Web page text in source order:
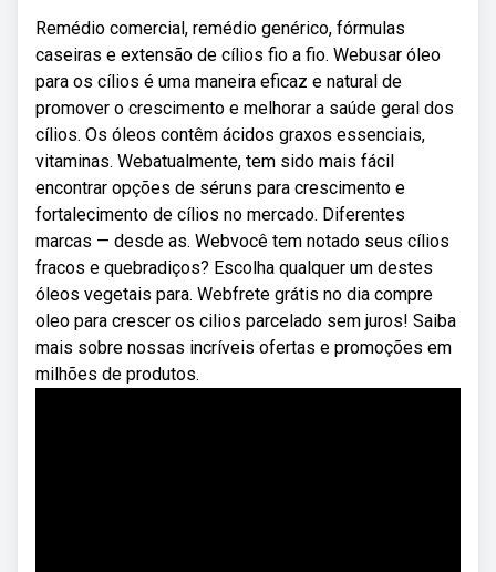
Remédio comercial, remédio genérico, fórmulas
caseiras e extensão de cílios fio a fio. Webusar óleo
para os cílios é uma maneira eficaz e natural de
promover o crescimento e melhorar a saúde geral dos
cílios. Os óleos contêm ácidos graxos essenciais,
vitaminas. Webatualmente, tem sido mais fácil
encontrar opções de séruns para crescimento e
fortalecimento de cílios no mercado. Diferentes
marcas — desde as. Webvocê tem notado seus cílios
fracos e quebradiços? Escolha qualquer um destes
óleos vegetais para. Webfrete grátis no dia compre
oleo para crescer os cilios parcelado sem juros! Saiba
mais sobre nossas incríveis ofertas e promoções em
milhões de produtos.